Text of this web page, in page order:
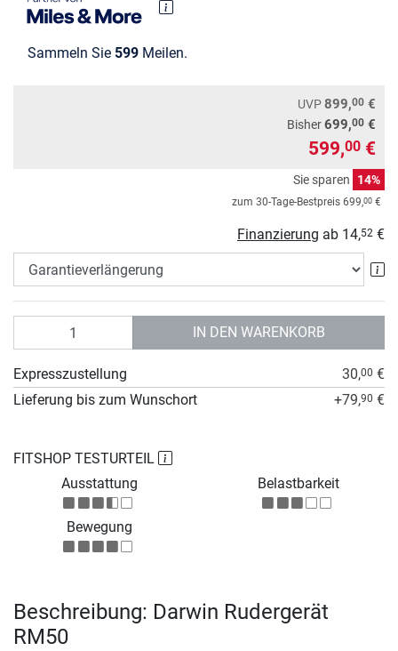
Sammeln Sie 599 Meilen.
UVP899,00 €
Bisher699,00 €
599,00 €
Sie sparen 14%
zum 30-Tage-Bestpreis 699,00 €
Finanzierung ab 14,52 €
IN DEN WARENKORB
FITSHOP TESTURTEIL
Ausstattung
Belastbarkeit
Bewegung
Expresszustellung 30,00 €
Lieferung bis zum Wunschort
+79,90 €
Beschreibung: Darwin Rudergerät
RM50